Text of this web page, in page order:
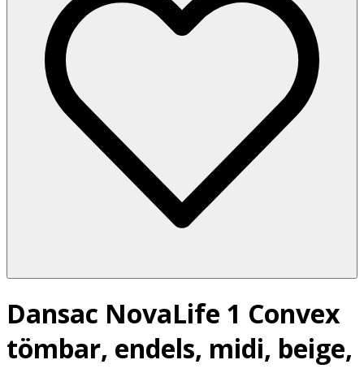
Dansac NovaLife 1 Convex
tömbar, endels, midi, beige,